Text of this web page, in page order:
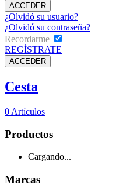
¿Olvidó su usuario?
¿Olvidó su contraseña?
Recordarme
REGÍSTRATE
Cesta
0 Artículos
Productos
Cargando...
Marcas